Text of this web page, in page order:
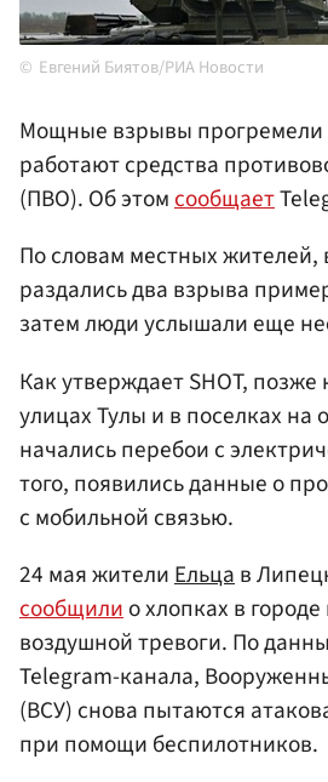
Евгений Биятов/РИА Новости
Мощные взрывы прогремели
работают средства
(ПВО). Об этомсообщает
По словам местных жителей,
раздались два взрыва
затем люди услышали еще
Как утверждает SHOT, позже
улицах Тулы и в поселках на
начались перебои с
того, появились данные о
с мобильной связью.
24 мая жителиЕльцав
сообщилио хлопках в
воздушной тревоги. По
Telegram-канала,
(ВСУ) снова пытаются
при помощи беспилотников.